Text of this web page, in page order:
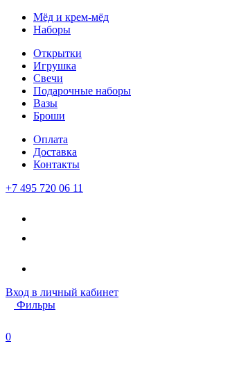
Мёд и крем-мёд
Наборы
Открытки
Игрушка
Свечи
Подарочные наборы
Вазы
Броши
Оплата
Доставка
Контакты
+7 495 720 06 11
Вход в личный кабинет
Фильры
0